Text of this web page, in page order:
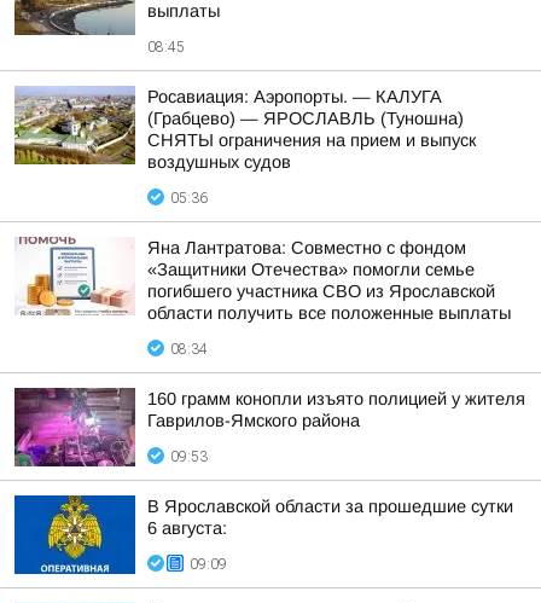
выплаты
08:45
Росавиация: Аэропорты. — КАЛУГА
(Грабцево) — ЯРОСЛАВЛЬ (Туношна)
СНЯТЫ ограничения на прием и выпуск
воздушных судов
05:36
Яна Лантратова: Совместно с фондом
«Защитники Отечества» помогли семье
погибшего участника СВО из Ярославской
области получить все положенные выплаты
08:34
160 грамм конопли изъято полицией у жителя
Гаврилов-Ямского района
09:53
В Ярославской области за прошедшие сутки
6 августа:
09:09